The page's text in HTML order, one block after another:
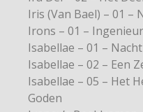
Iris (Van Bael) – 01 –
Irons – 01 –
Isabellae – 01 –
Isabellae – 02 – Een
Isabellae – 05 – Het
Goden